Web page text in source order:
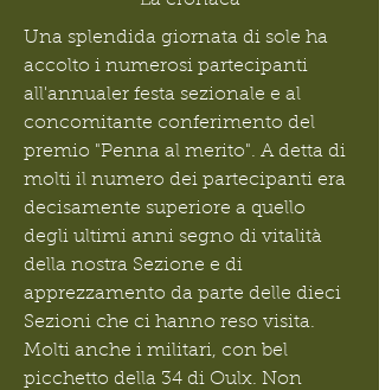
Una splendida giornata di sole ha
accolto i numerosi partecipanti
all'annualer festa sezionale e al
concomitante conferimento del
premio "Penna al merito". A detta di
molti il numero dei partecipanti era
decisamente superiore a quello
degli ultimi anni segno di vitalità
della nostra Sezione e di
apprezzamento da parte delle dieci
Sezioni che ci hanno reso visita.
Molti anche i militari, con bel
picchetto della 34 di Oulx. Non